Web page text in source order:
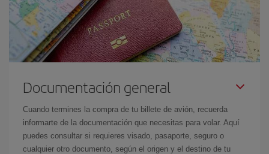
Documentación general
Cuando termines la compra de tu billete de avión, recuerda
informarte de la documentación que necesitas para volar. Aquí
puedes consultar si requieres visado, pasaporte, seguro o
cualquier otro documento, según el origen y el destino de tu